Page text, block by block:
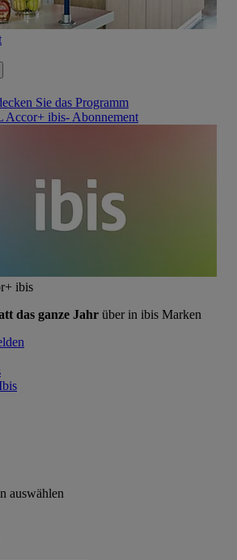
Sie das Programm
Accor+ ibis- Abonnement
ibis
das ganze Jahr über in ibis Marken
auswählen